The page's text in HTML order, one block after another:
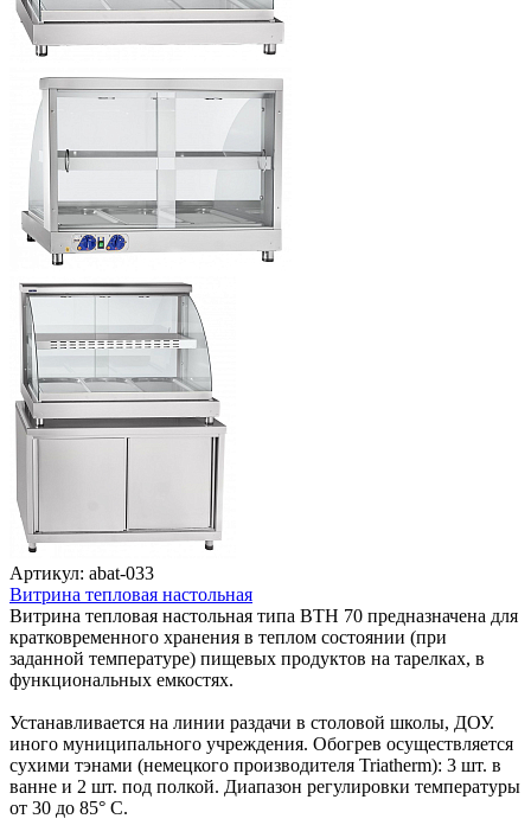
Артикул: abat-033
Витрина тепловая настольная
Витрина тепловая настольная типа ВТН 70 предназначена для
кратковременного хранения в теплом состоянии (при
заданной температуре) пищевых продуктов на тарелках, в
функциональных емкостях.
Устанавливается на линии раздачи в столовой школы, ДОУ.
иного муниципального учреждения. Обогрев осуществляется
сухими тэнами (немецкого производителя Triatherm): 3 шт. в
ванне и 2 шт. под полкой. Диапазон регулировки температуры
от 30 до 85° С.